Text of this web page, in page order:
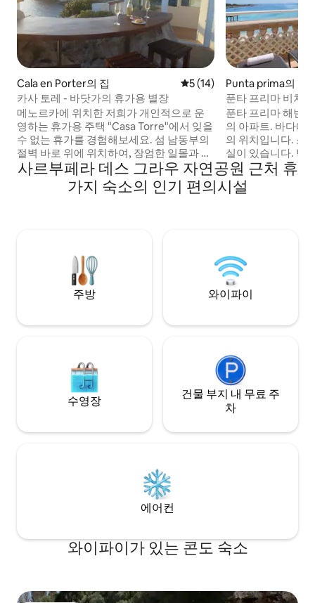
Cala en Porter의 집 평점 5점(5점 만점), 후기 14
5 (14)
카사 토레 - 바닷가의 휴가용 별장
메노르카에 위치한 저희가 개인적으로 운
영하는 휴가용 주택 "Casa Torre"에서 잊을
수 없는 휴가를 경험해보세요. 섬 남동부의
절벽 바로 위에 위치하여, 장엄한 일몰과 함
께 지중해의 숨 막히는 전망과 아마도 메노
르카에서 가장 아름다운 전망 중 하나를 제
Punta prima의 아
푼타 프리마 비치
노르카
푼타 프리마 해변
의 아파트. 바다에
의 위치입니다. 소
실이 있습니다. 탁
모래사장에서 불
든 현지 편의시설
다. 간이 침대와 높
사르부페라 데스 그라우 자연공원 근처 휴
가지 숙소의 인기 편의시설
주방 와이파이
수영장
건물 부지 내 무료 주
차
에어컨
와이파이가 있는 콘도 숙소